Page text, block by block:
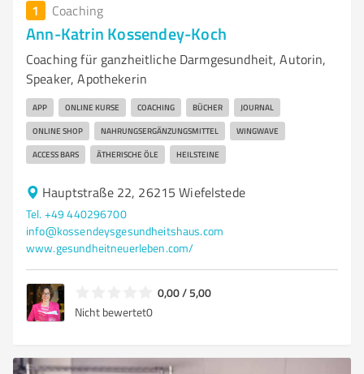
1 Coaching
Ann-Katrin Kossendey-Koch
Coaching für ganzheitliche Darmgesundheit, Autorin,
Speaker, Apothekerin
APP ONLINE KURSE COACHING BÜCHER JOURNAL
ONLINE SHOP NAHRUNGSERGÄNZUNGSMITTEL WINGWAVE
ACCESS BARS ÄTHERISCHE ÖLE HEILSTEINE
Hauptstraße 22, 26215 Wiefelstede
Tel. +49 440296700
info@kossendeysgesundheitshaus.com
www.gesundheitneuerleben.com/
0,00 / 5,00
Nicht bewertet0